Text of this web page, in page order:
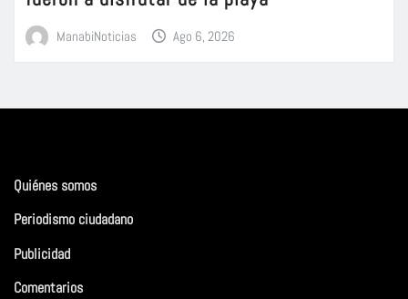
ManabiNoticias Ago 6, 2026
Quiénes somos
Periodismo ciudadano
Publicidad
Comentarios